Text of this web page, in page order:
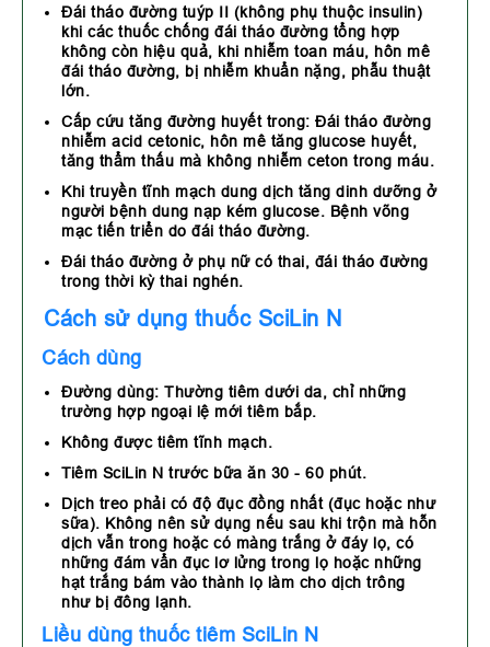
Đái tháo đường tuýp II (không phụ thuộc insulin)
khi các thuốc chống đái tháo đường tổng hợp
không còn hiệu quả, khi nhiễm toan máu, hôn mê
đái tháo đường, bị nhiễm khuẩn nặng, phẫu thuật
lớn.
Cấp cứu tăng đường huyết trong: Đái tháo đường
nhiễm acid cetonic, hôn mê tăng glucose huyết,
tăng thẩm thấu mà không nhiễm ceton trong máu.
Khi truyền tĩnh mạch dung dịch tăng dinh dưỡng ở
người bệnh dung nạp kém glucose. Bệnh võng
mạc tiến triển do đái tháo đường.
Đái tháo đường ở phụ nữ có thai, đái tháo đường
trong thời kỳ thai nghén.
Cách sử dụng thuốc SciLin N
Cách dùng
Đường dùng: Thường tiêm dưới da, chỉ những
trường hợp ngoại lệ mới tiêm bắp.
Không được tiêm tĩnh mạch.
Tiêm SciLin N trước bữa ăn 30 - 60 phút.
Dịch treo phải có độ đục đồng nhất (đục hoặc như
sữa). Không nên sử dụng nếu sau khi trộn mà hỗn
dịch vẫn trong hoặc có màng trắng ở đáy lọ, có
những đám vẩn đục lơ lửng trong lọ hoặc những
hạt trắng bám vào thành lọ làm cho dịch trông
như bị đông lạnh.
Liều dùng thuốc tiêm SciLin N